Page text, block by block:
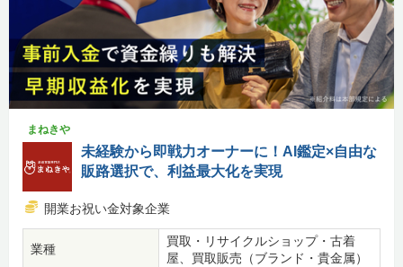
まねきや
未経験から即戦力オーナーに！AI鑑定×自由な
販路選択で、利益最大化を実現
開業お祝い金対象企業
業種
買取・リサイクルショップ・古着
屋、買取販売（ブランド・貴金属）